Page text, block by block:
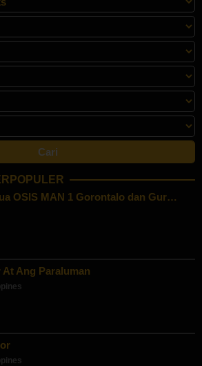
OSIS MAN 1 Gorontalo dan Gur…
Ang Paraluman